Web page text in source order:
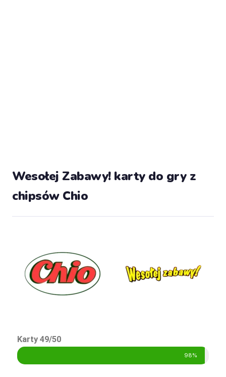
Wesołej Zabawy! karty do gry z
chipsów Chio
Karty 49/50
98%